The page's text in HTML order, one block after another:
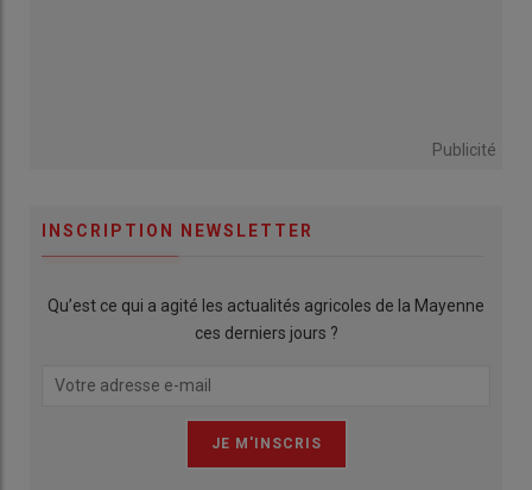
Publicité
INSCRIPTION NEWSLETTER
Qu’est ce qui a agité les actualités agricoles de la Mayenne
ces derniers jours ?